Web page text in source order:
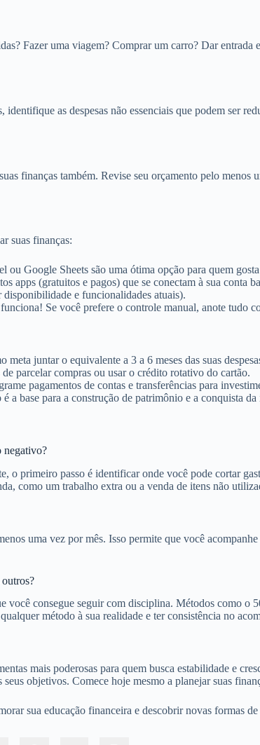
Fazer uma viagem? Comprar um carro? Dar
identifique as despesas não essenciais que podem ser
finanças também. Revise seu orçamento pelo
suas finanças:
ou Google Sheets são uma ótima opção para quem
apps (gratuitos e pagos) que se conectam à sua conta
e funcionalidades atuais).
Se você prefere o controle manual, anote tudo
meta juntar o equivalente a 3 a 6 meses das suas
de parcelar compras ou usar o crédito rotativo do cartão.
pagamentos de contas e transferências para
a base para a construção de patrimônio e a conquista
negativo?
o primeiro passo é identificar onde você pode cortar
como um trabalho extra ou a venda de itens não
uma vez por mês. Isso permite que você
você consegue seguir com disciplina. Métodos como o
método à sua realidade e ter consistência no
mais poderosas para quem busca estabilidade e
objetivos. Comece hoje mesmo a planejar suas
sua educação financeira e descobrir novas formas